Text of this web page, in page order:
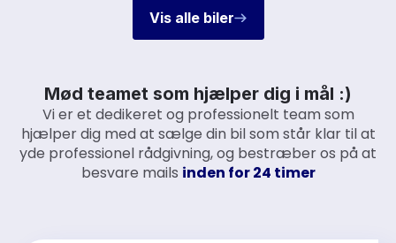
Vis alle biler
Mød teamet som hjælper dig i mål :)
Vi er et dedikeret og professionelt team som
hjælper dig med at sælge din bil som står klar til at
yde professionel rådgivning, og bestræber os på at
besvare mails inden for 24 timer